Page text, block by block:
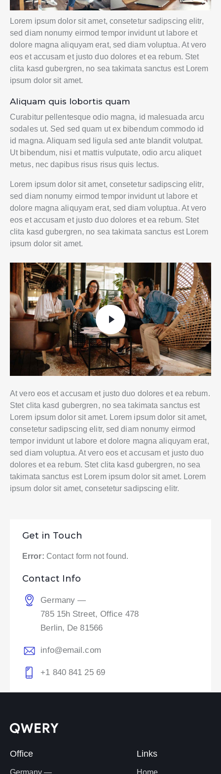
Lorem ipsum dolor sit amet, consetetur sadipscing elitr,
sed diam nonumy eirmod tempor invidunt ut labore et
dolore magna aliquyam erat, sed diam voluptua. At vero
eos et accusam et justo duo dolores et ea rebum. Stet
clita kasd gubergren, no sea takimata sanctus est Lorem
ipsum dolor sit amet.
Aliquam quis lobortis quam
Curabitur pellentesque odio magna, id malesuada arcu
sodales ut. Sed sed quam ut ex bibendum commodo id
id magna. Aliquam sed ligula sed ante blandit volutpat.
Ut bibendum, nisi et mattis vulputate, odio arcu aliquet
metus, nec dapibus risus risus quis lectus.
Lorem ipsum dolor sit amet, consetetur sadipscing elitr,
sed diam nonumy eirmod tempor invidunt ut labore et
dolore magna aliquyam erat, sed diam voluptua. At vero
eos et accusam et justo duo dolores et ea rebum. Stet
clita kasd gubergren, no sea takimata sanctus est Lorem
ipsum dolor sit amet.
At vero eos et accusam et justo duo dolores et ea rebum.
Stet clita kasd gubergren, no sea takimata sanctus est
Lorem ipsum dolor sit amet. Lorem ipsum dolor sit amet,
consetetur sadipscing elitr, sed diam nonumy eirmod
tempor invidunt ut labore et dolore magna aliquyam erat,
sed diam voluptua. At vero eos et accusam et justo duo
dolores et ea rebum. Stet clita kasd gubergren, no sea
takimata sanctus est Lorem ipsum dolor sit amet. Lorem
ipsum dolor sit amet, consetetur sadipscing elitr.
Get in Touch
Error: Contact form not found.
Contact Info
Germany —
785 15h Street, Office 478
Berlin, De 81566
info@email.com
+1 840 841 25 69
Office Links